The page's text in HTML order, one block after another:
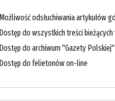
Możliwość odsłuchiwania artykułów
Dostęp do wszystkich treści
Dostęp do archiwum "Gazety Polskiej"
Dostęp do felietonów on-line